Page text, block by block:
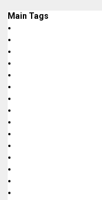
Main Tags